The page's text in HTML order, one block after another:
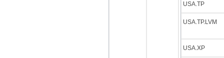
USA.TP
USA.TP.LVM
USA.XP